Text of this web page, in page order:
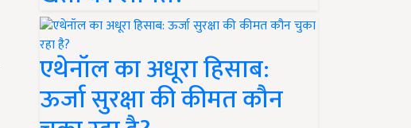
एथेनॉल का अधूरा हिसाब:
ऊर्जा सुरक्षा की कीमत कौन